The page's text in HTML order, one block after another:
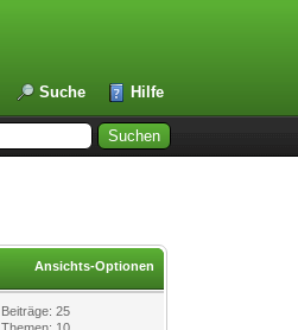
Suche Hilfe
Ansichts-Optionen
Beiträge: 25